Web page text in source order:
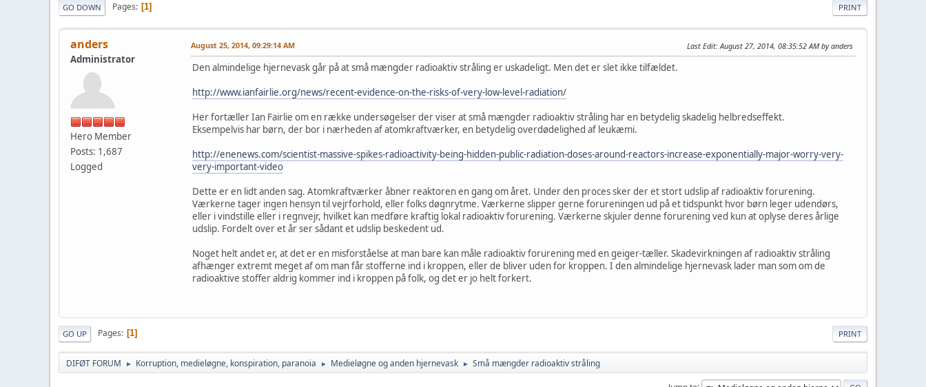
PRINT
GO DOWN Pages 1
anders
Administrator
Hero Member
Posts: 1,687
Logged
August 25, 2014, 09:29:14 AM Last Edit: August 27, 2014, 08:35:52 AM by anders
Den almindelige hjernevask går på at små mængder radioaktiv stråling er uskadeligt. Men det er slet ikke tilfældet.
http://www.ianfairlie.org/news/recent-evidence-on-the-risks-of-very-low-level-radiation/
Her fortæller Ian Fairlie om en række undersøgelser der viser at små mængder radioaktiv stråling har en betydelig skadelig helbredseffekt.
Eksempelvis har børn, der bor i nærheden af atomkraftværker, en betydelig overdødelighed af leukæmi.
http://enenews.com/scientist-massive-spikes-radioactivity-being-hidden-public-radiation-doses-around-reactors-increase-exponentially-major-worry-very-
very-important-video
Dette er en lidt anden sag. Atomkraftværker åbner reaktoren en gang om året. Under den proces sker der et stort udslip af radioaktiv forurening.
Værkerne tager ingen hensyn til vejrforhold, eller folks døgnrytme. Værkerne slipper gerne forureningen ud på et tidspunkt hvor børn leger udendørs,
eller i vindstille eller i regnvejr, hvilket kan medføre kraftig lokal radioaktiv forurening. Værkerne skjuler denne forurening ved kun at oplyse deres årlige
udslip. Fordelt over et år ser sådant et udslip beskedent ud.
Noget helt andet er, at det er en misforståelse at man bare kan måle radioaktiv forurening med en geiger-tæller. Skadevirkningen af radioaktiv stråling
afhænger extremt meget af om man får stofferne ind i kroppen, eller de bliver uden for kroppen. I den almindelige hjernevask lader man som om de
radioaktive stoffer aldrig kommer ind i kroppen på folk, og det er jo helt forkert.
PRINT
GO UP Pages 1
DIFØT FORUM ► Korruption, medieløgne, konspiration, paranoia ► Medieløgne og anden hjernevask ► Små mængder radioaktiv stråling